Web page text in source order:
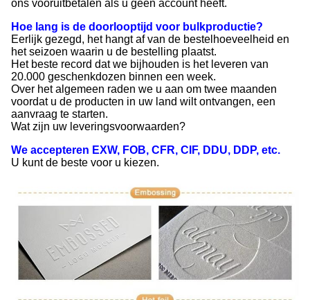
ons vooruitbetalen als u geen account heeft.
Hoe lang is de doorlooptijd voor bulkproductie?
Eerlijk gezegd, het hangt af van de bestelhoeveelheid en
het seizoen waarin u de bestelling plaatst.
Het beste record dat we bijhouden is het leveren van
20.000 geschenkdozen binnen een week.
Over het algemeen raden we u aan om twee maanden
voordat u de producten in uw land wilt ontvangen, een
aanvraag te starten.
Wat zijn uw leveringsvoorwaarden?
We accepteren EXW, FOB, CFR, CIF, DDU, DDP, etc.
U kunt de beste voor u kiezen.